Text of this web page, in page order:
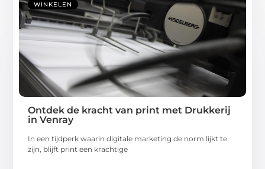
WINKELEN
Ontdek de kracht van print met Drukkerij
in Venray
In een tijdperk waarin digitale marketing de norm lijkt te
zijn, blijft print een krachtige